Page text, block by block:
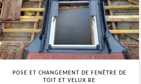
POSE ET CHANGEMENT DE FENÊTRE DE
TOIT ET VELUX BE